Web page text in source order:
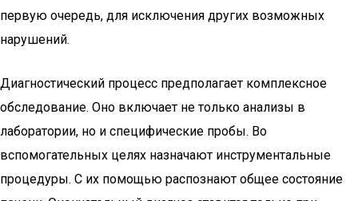
первую очередь, для исключения других возможных
нарушений.
Диагностический процесс предполагает комплексное
обследование. Оно включает не только анализы в
лаборатории, но и специфические пробы. Во
вспомогательных целях назначают инструментальные
процедуры. С их помощью распознают общее состояние